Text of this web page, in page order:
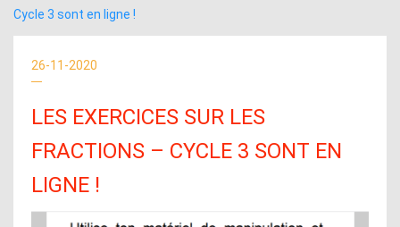
Cycle 3 sont en ligne !
26-11-2020
LES EXERCICES SUR LES
FRACTIONS – CYCLE 3 SONT EN
LIGNE !